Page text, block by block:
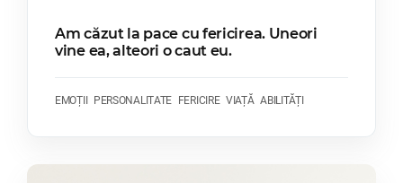
Am căzut la pace cu fericirea. Uneori
vine ea, alteori o caut eu.
EMOȚII PERSONALITATE FERICIRE VIAȚĂ ABILITĂȚI